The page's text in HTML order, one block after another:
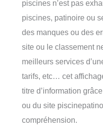
piscines n’est pas
piscines, patinoire ou
des manques ou des
site ou le classement
meilleurs services
tarifs, etc… cet
titre d’information
ou du site
compréhension.